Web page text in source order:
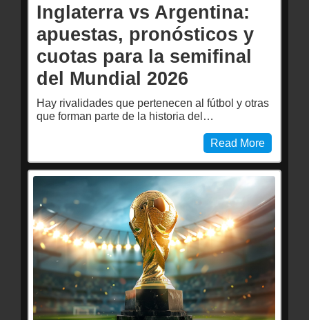
Inglaterra vs Argentina:
apuestas, pronósticos y
cuotas para la semifinal
del Mundial 2026
Hay rivalidades que pertenecen al fútbol y otras
que forman parte de la historia del…
Read More